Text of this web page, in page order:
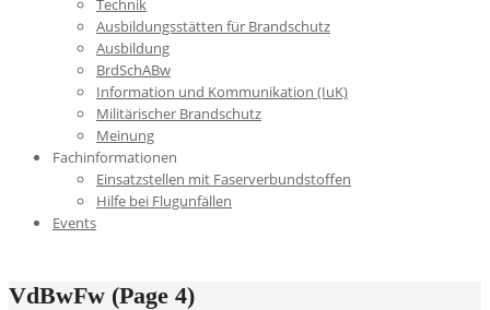
Technik
Ausbildungsstätten für Brandschutz
Ausbildung
BrdSchABw
Information und Kommunikation (IuK)
Militärischer Brandschutz
Meinung
Fachinformationen
Einsatzstellen mit Faserverbundstoffen
Hilfe bei Flugunfällen
Events
VdBwFw (Page 4)